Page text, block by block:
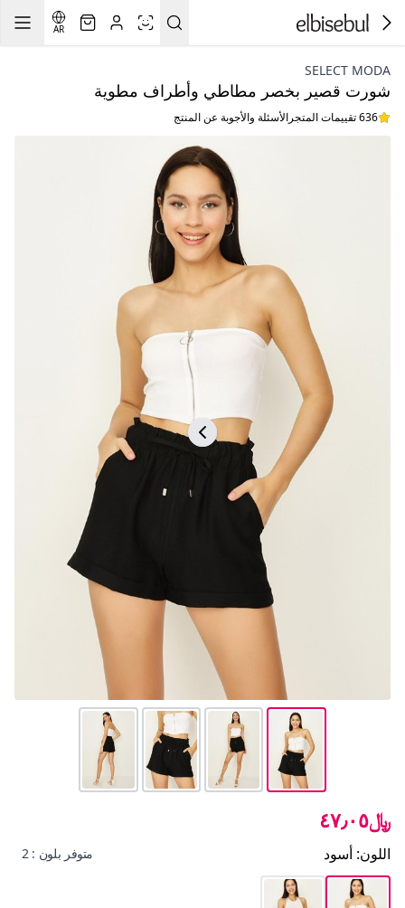
AR
SELECT MODA
شورت قصير بخصر مطاطي وأطراف مطوية
636 تقييمات المتجر الأسئلة والأجوبة عن المنتج
﷼٤٧٫٠٥
اللون: أسود متوفر بلون : 2